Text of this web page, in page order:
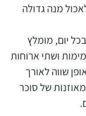
מנה גדולה
יום, מומלץ
ושתי ארוחות
שווה לאורך
של סוכר